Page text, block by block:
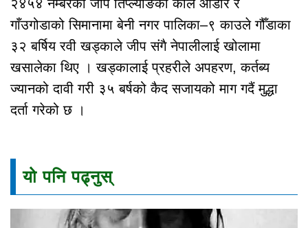
२४५४ नम्बरको जीप तिप्ल्याङको काले ओडार र
गाँउगोडाको सिमानामा बेनी नगर पालिका–९ काउले गौँडाका
३२ बर्षिय रवी खड्काले जीप संगै नेपालीलाई खोलामा
खसालेका थिए । खड्कालाई प्रहरीले अपहरण, कर्तब्य
ज्यानको दावी गरी ३५ बर्षको कैद सजायको माग गदैं मुद्धा
दर्ता गरेको छ ।
यो पनि पढ्नुस्